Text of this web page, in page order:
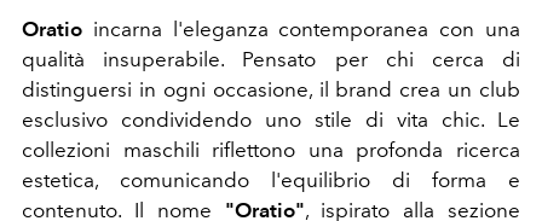
Oratio incarna l'eleganza contemporanea con una
qualità insuperabile. Pensato per chi cerca di
distinguersi in ogni occasione, il brand crea un club
esclusivo condividendo uno stile di vita chic. Le
collezioni maschili riflettono una profonda ricerca
estetica, comunicando l'equilibrio di forma e
contenuto. Il nome "Oratio", ispirato alla sezione